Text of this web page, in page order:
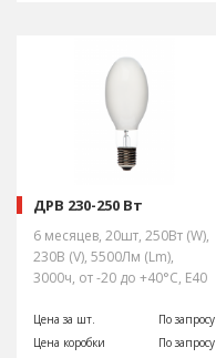
ДРВ 230-250 Вт
6 месяцев, 20шт, 250Вт (W),
230В (V), 5500Лм (Lm),
3000ч, от -20 до +40°С, E40
Цена за шт.
По запросу
Цена коробки
По запросу